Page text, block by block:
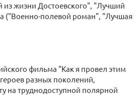
из жизни Достоевского", "Лучший
("Военно-полевой роман", "Лучшая
фильма "Как я провел этим
разных поколений,
на труднодоступной полярной